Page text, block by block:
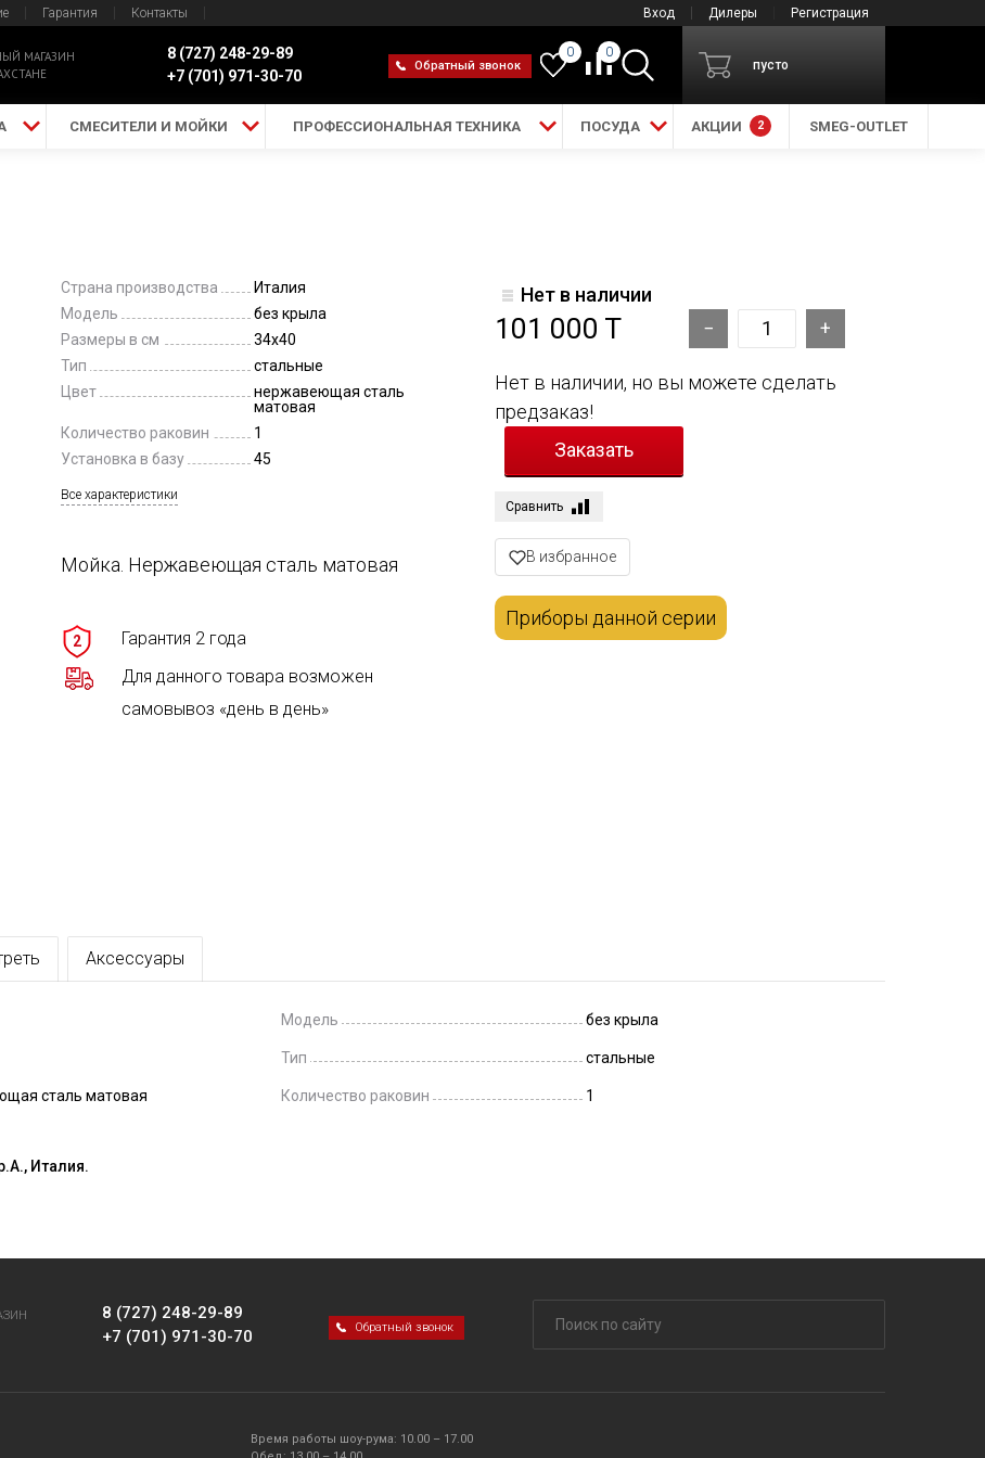
Вход Дилеры Регистрация
Гарантия Контакты
МАГАЗИН
8 (727) 248-29-89
+7 (701) 971-30-70
Обратный звонок
0
0
пусто
СМЕСИТЕЛИ И МОЙКИ ПРОФЕССИОНАЛЬНАЯ ТЕХНИКА ПОСУДА АКЦИИ 2 SMEG-OUTLET
Страна производства
Италия
Модель
без крыла
Размеры в см
34x40
Тип
стальные
Цвет
нержавеющая сталь
матовая
Количество раковин
1
Установка в базу
45
Все характеристики
Мойка. Нержавеющая сталь матовая
2
Гарантия 2 года
Для данного товара возможен
самовывоз «день в день»
Нет в наличии
101 000 T
Нет в наличии, но вы можете сделать
предзаказ!
Сравнить
В избранное
Приборы данной серии
Аксессуары
Модель без крыла
Тип стальные
сталь матовая Количество раковин 1
Италия.
8 (727) 248-29-89
+7 (701) 971-30-70
Обратный звонок
Время работы шоу-рума: 10.00 – 17.00